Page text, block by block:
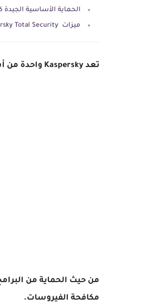
الحماية الأساسية الجيدة
ميزات Kaspersky Total Security مع مفاتيح كاسبر انترنت سكيورتي 2021 تحديث يومي:
تعد Kaspersky واحدة من أشهر شركات مكافحة الفيروسات في العالم ، ويثق بها ملايين الأشخاص.
مكافحة الفيروسات.